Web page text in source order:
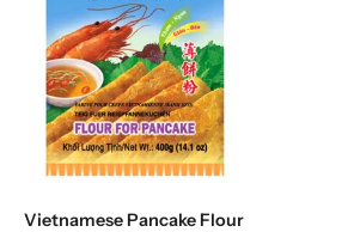
Vietnamese Pancake Flour